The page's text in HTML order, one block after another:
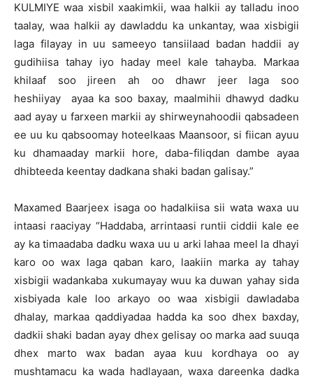
KULMIYE waa xisbil xaakimkii, waa halkii ay talladu inoo
taalay, waa halkii ay dawladdu ka unkantay, waa xisbigii
laga filayay in uu sameeyo tansiilaad badan haddii ay
gudihiisa tahay iyo haday meel kale tahayba. Markaa
khilaaf soo jireen ah oo dhawr jeer laga soo
heshiiyay ayaa ka soo baxay, maalmihii dhawyd dadku
aad ayay u farxeen markii ay shirweynahoodii qabsadeen
ee uu ku qabsoomay hoteelkaas Maansoor, si fiican ayuu
ku dhamaaday markii hore, daba-filiqdan dambe ayaa
dhibteeda keentay dadkana shaki badan galisay.”
Maxamed Baarjeex isaga oo hadalkiisa sii wata waxa uu
intaasi raaciyay “Haddaba, arrintaasi runtii ciddii kale ee
ay ka timaadaba dadku waxa uu u arki lahaa meel la dhayi
karo oo wax laga qaban karo, laakiin marka ay tahay
xisbigii wadankaba xukumayay wuu ka duwan yahay sida
xisbiyada kale loo arkayo oo waa xisbigii dawladaba
dhalay, markaa qaddiyadaa hadda ka soo dhex baxday,
dadkii shaki badan ayay dhex gelisay oo marka aad suuqa
dhex marto wax badan ayaa kuu kordhaya oo ay
mushtamacu ka wada hadlayaan, waxa dareenka dadka